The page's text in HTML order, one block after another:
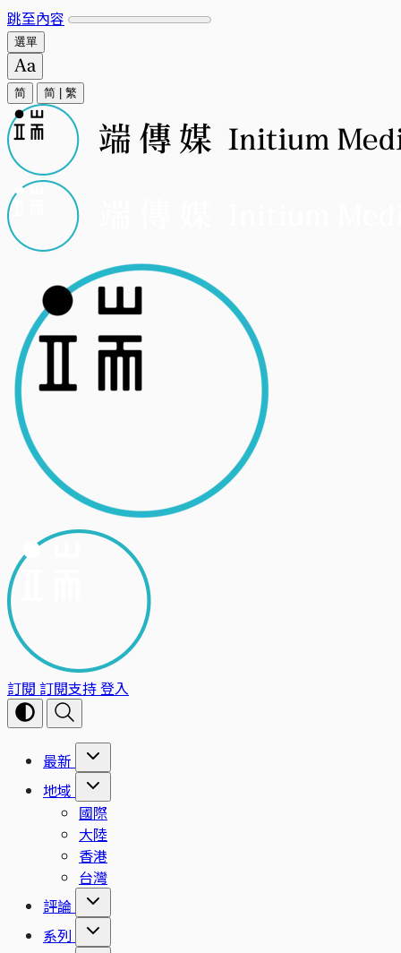
跳至內容
選單
简 简 繁
訂閱 訂閱支持登入
最新
地域
國際
大陸
香港
台灣
評論
系列